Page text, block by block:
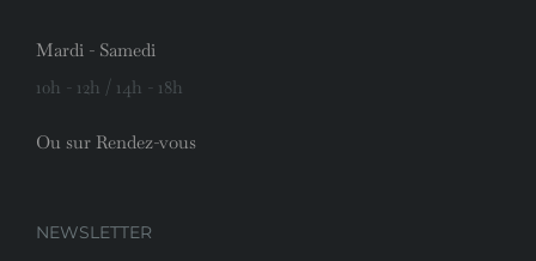
Mardi - Samedi
10h - 12h / 14h - 18h
Ou sur Rendez-vous
NEWSLETTER